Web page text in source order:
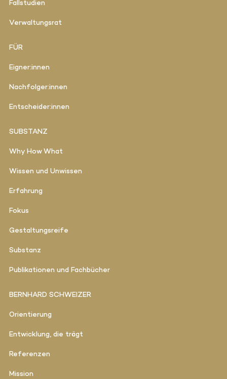
Fallstudien
Verwaltungsrat
FÜR
Eigner:innen
Nachfolger:innen
Entscheider:innen
SUBSTANZ
Why How What
Wissen und Unwissen
Erfahrung
Fokus
Gestaltungsreife
Substanz
Publikationen und Fachbücher
BERNHARD SCHWEIZER
Orientierung
Entwicklung, die trägt
Referenzen
Mission